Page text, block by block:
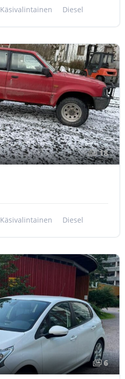
Käsivalintainen Diesel
18
Käsivalintainen Diesel
6